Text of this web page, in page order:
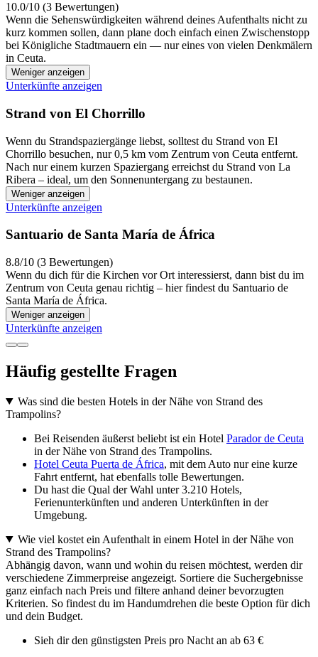
10.0/10 (3 Bewertungen)
Wenn die Sehenswürdigkeiten während deines Aufenthalts nicht zu
kurz kommen sollen, dann plane doch einfach einen Zwischenstopp
bei Königliche Stadtmauern ein — nur eines von vielen Denkmälern
in Ceuta.
Weniger anzeigen
Unterkünfte anzeigen
Strand von El Chorrillo
Wenn du Strandspaziergänge liebst, solltest du Strand von El
Chorrillo besuchen, nur 0,5 km vom Zentrum von Ceuta entfernt.
Nach nur einem kurzen Spaziergang erreichst du Strand von La
Ribera – ideal, um den Sonnenuntergang zu bestaunen.
Weniger anzeigen
Unterkünfte anzeigen
Santuario de Santa María de África
8.8/10 (3 Bewertungen)
Wenn du dich für die Kirchen vor Ort interessierst, dann bist du im
Zentrum von Ceuta genau richtig – hier findest du Santuario de
Santa María de África.
Weniger anzeigen
Unterkünfte anzeigen
Häufig gestellte Fragen
Was sind die besten Hotels in der Nähe von Strand des
Trampolins?
Bei Reisenden äußerst beliebt ist ein Hotel Parador de Ceuta
in der Nähe von Strand des Trampolins.
Hotel Ceuta Puerta de África, mit dem Auto nur eine kurze
Fahrt entfernt, hat ebenfalls tolle Bewertungen.
Du hast die Qual der Wahl unter 3.210 Hotels,
Ferienunterkünften und anderen Unterkünften in der
Umgebung.
Wie viel kostet ein Aufenthalt in einem Hotel in der Nähe von
Strand des Trampolins?
Abhängig davon, wann und wohin du reisen möchtest, werden dir
verschiedene Zimmerpreise angezeigt. Sortiere die Suchergebnisse
ganz einfach nach Preis und filtere anhand deiner bevorzugten
Kriterien. So findest du im Handumdrehen die beste Option für dich
und dein Budget.
Sieh dir den günstigsten Preis pro Nacht an ab 63 €